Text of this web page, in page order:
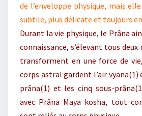
de l’enveloppe physique, mais
subtile, plus délicate et toujours
Durant la vie physique, le Prâna
connaissance, s’élevant tous
transforment en une force de
corps astral gardent l’air vyana(1)
prâna(1) et les cinq sous-
avec Prâna Maya kosha, tout